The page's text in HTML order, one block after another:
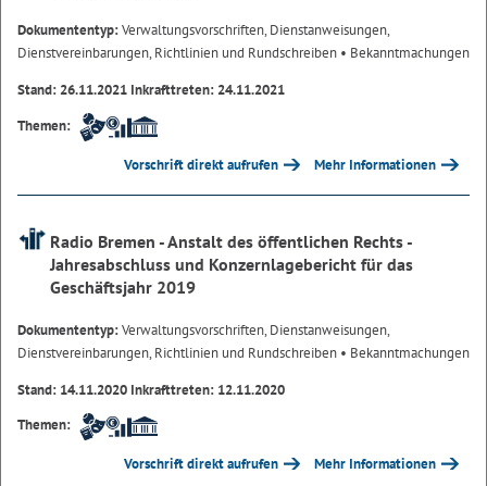
Dokumententyp:Verwaltungsvorschriften, Dienstanweisungen,
Dienstvereinbarungen, Richtlinien und Rundschreiben • Bekanntmachungen
Stand: 26.11.2021 Inkrafttreten: 24.11.2021
Themen:
Vorschrift direkt aufrufen Mehr Informationen
Radio Bremen - Anstalt des öffentlichen Rechts -
Jahresabschluss und Konzernlagebericht für das
Geschäftsjahr 2019
Dokumententyp:Verwaltungsvorschriften, Dienstanweisungen,
Dienstvereinbarungen, Richtlinien und Rundschreiben • Bekanntmachungen
Stand: 14.11.2020 Inkrafttreten: 12.11.2020
Themen:
Vorschrift direkt aufrufen Mehr Informationen